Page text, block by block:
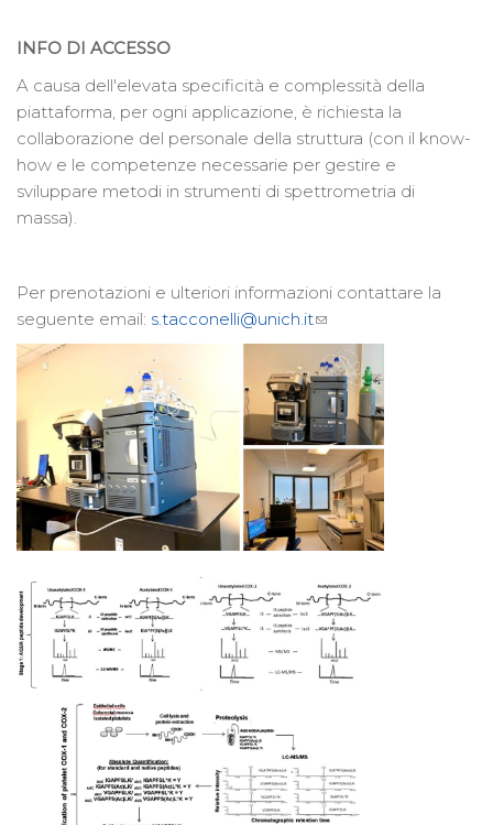
INFO DI ACCESSO
A causa dell'elevata specificità e complessità della
piattaforma, per ogni applicazione, è richiesta la
collaborazione del personale della struttura (con il know-
how e le competenze necessarie per gestire e
sviluppare metodi in strumenti di spettrometria di
massa).
Per prenotazioni e ulteriori informazioni contattare la
seguente email: s.tacconelli@unich.it